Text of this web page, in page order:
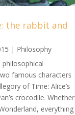
the rabbit and
| Philosophy
famous characters
of Time: Alice’s
crocodile. Whether
everything